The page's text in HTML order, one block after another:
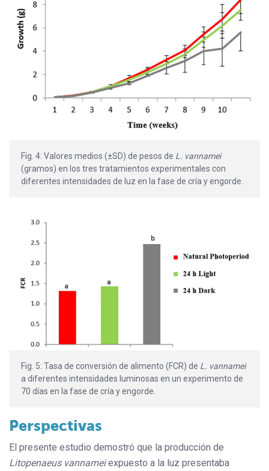
Fig. 4: Valores medios (±SD) de pesos de L. vannamei
(gramos) en los tres tratamientos experimentales con
diferentes intensidades de luz en la fase de cría y engorde.
Fig. 5: Tasa de conversión de alimento (FCR) de L. vannamei
a diferentes intensidades luminosas en un experimento de
70 días en la fase de cría y engorde.
Perspectivas
El presente estudio demostró que la producción de
Litopenaeus vannameiexpuesto a la luz presentaba